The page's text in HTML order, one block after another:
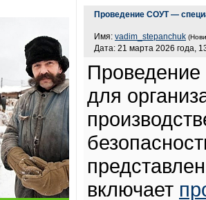
Проведение СОУТ —
Имя: vadim_stepanchuk
Дата: 21 марта 2026 года,
для
включает